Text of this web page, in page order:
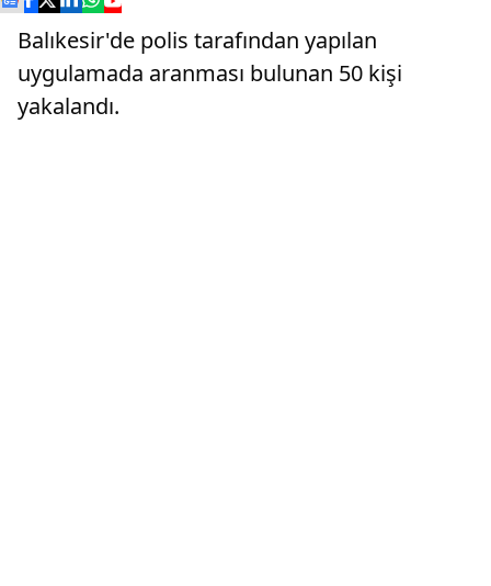
Balıkesir'de polis tarafından yapılan
uygulamada aranması bulunan 50 kişi
yakalandı.